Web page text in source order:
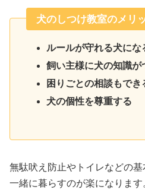
犬のしつけ教室のメリ
ルールが守れる犬にな
飼い主様に犬の知識が
困りごとの相談もでき
犬の個性を尊重する
無駄吠え防止やトイレなどの基
一緒に暮らすのが楽になりま